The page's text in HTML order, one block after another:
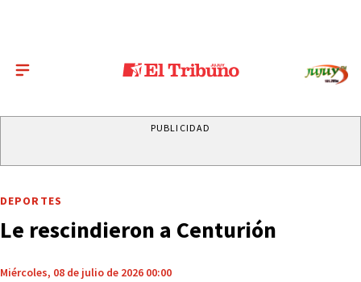
PUBLICIDAD
DEPORTES
Le rescindieron a Centurión
Miércoles, 08 de julio de 2026 00:00